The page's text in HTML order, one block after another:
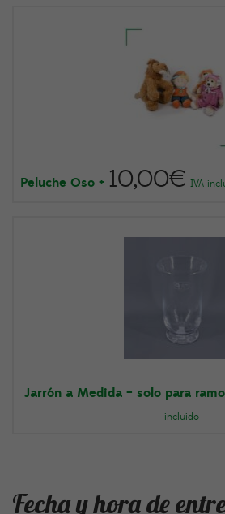
Peluche Oso + 10,00€ IVA
Jarrón a Medida – solo para
incluido
Fecha y hora de